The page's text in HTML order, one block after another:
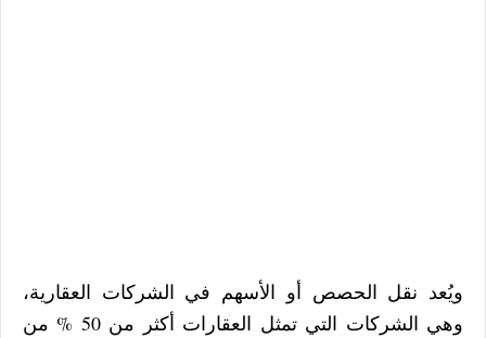
ويُعد نقل الحصص أو الأسهم في الشركات العقارية،
وهي الشركات التي تمثل العقارات أكثر من 50 % من